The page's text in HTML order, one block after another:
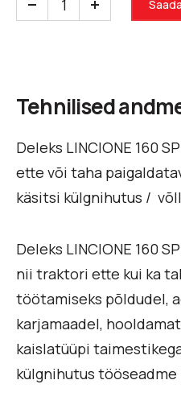
Tehnilised
Deleks LINCIONE 160
ette või taha
käsitsi külgnihutus / võll
Deleks LINCIONE 160
nii traktori ette kui ka
töötamiseks põldudel,
karjamaadel,
kaislatüüpi
külgnihutus